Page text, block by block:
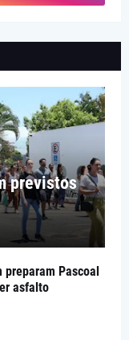
previstos
preparam Pascoal
asfalto